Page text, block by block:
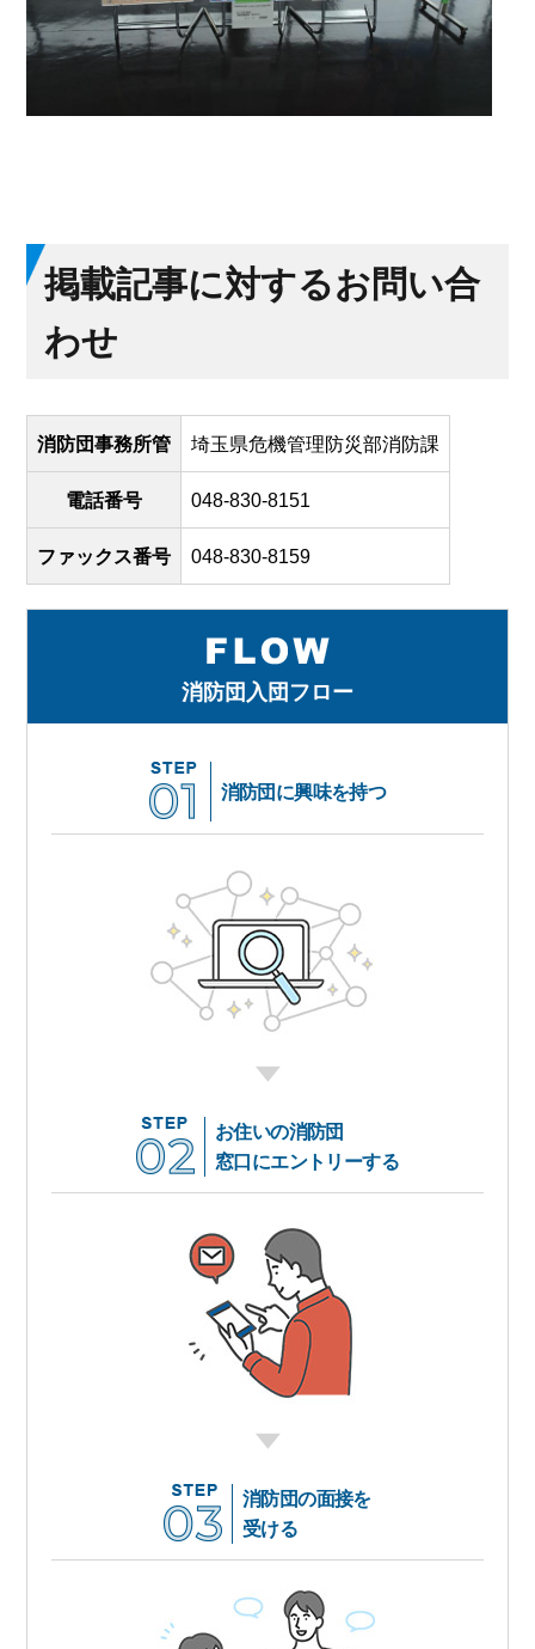
掲載記事に対するお問い合
わせ
消防団事務所管 埼玉県危機管理防災部消防課
電話番号 048-830-8151
ファックス番号 048-830-8159
消防団入団フロー
消防団に興味を持つ
お住いの消防団
窓口にエントリーする
消防団の面接を
受ける